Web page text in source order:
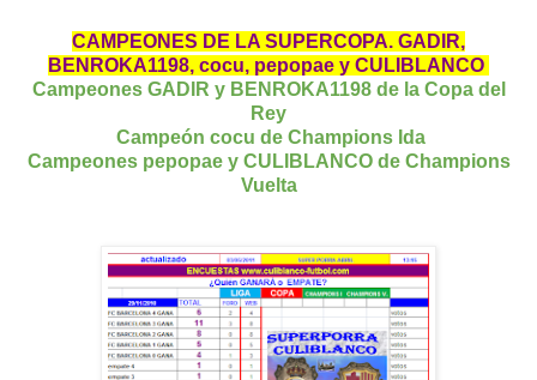
CAMPEONES DE LA SUPERCOPA. GADIR,
BENROKA1198, cocu, pepopae y CULIBLANCO
Campeones GADIR y BENROKA1198 de la Copa del
Rey
Campeón cocu de Champions Ida
Campeones pepopae y CULIBLANCO de Champions
Vuelta